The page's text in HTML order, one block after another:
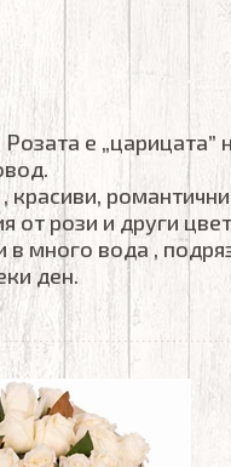
е „царицата”
красиви,
от рози и други
много вода ,
ден.